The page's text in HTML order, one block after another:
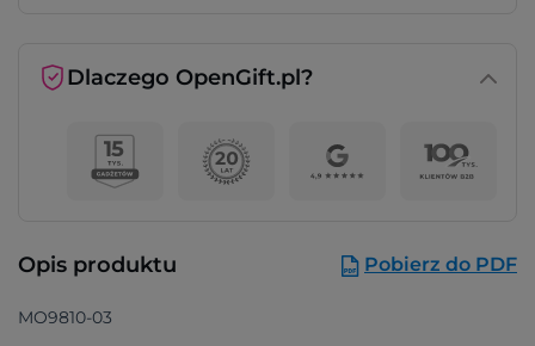
Dlaczego OpenGift.pl?
Opis produktu Pobierz do PDF
MO9810-03